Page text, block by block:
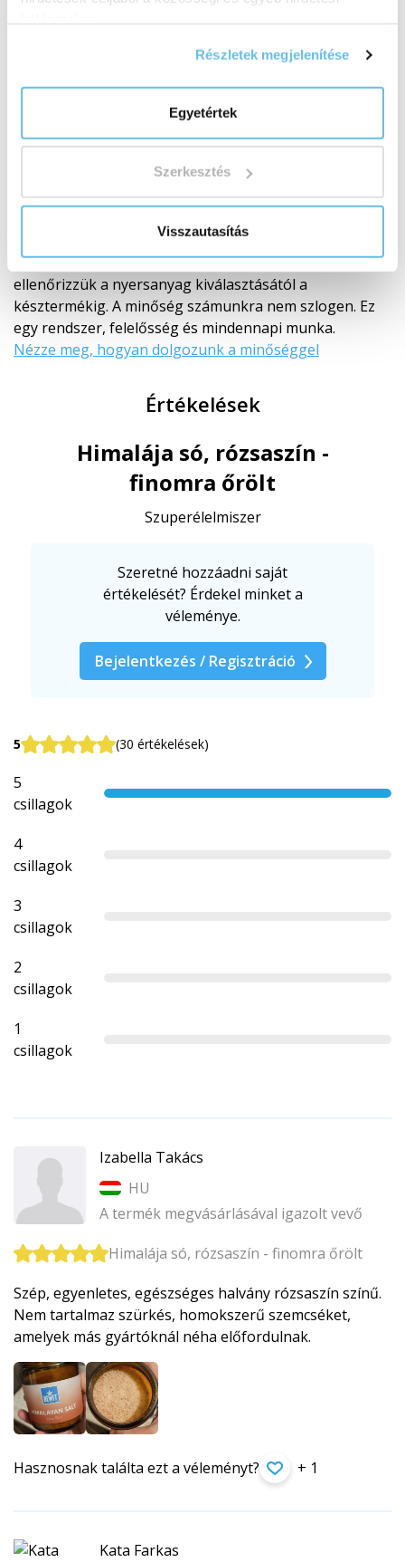
Részletek megjelenítése
Egyetértek
Szerkesztés
Visszautasítás
Saját fejlesztés és laboratóriumok
A minőség a saját ellenőrzésünk alatt áll
A BEWIT nem csupán egy márka a címkén. Gyártó
laboratóriumokkal, raktárakkal és szállítással.
A termékeket mi magunk fejlesztjük, teszteljük és
ellenőrizzük a nyersanyag kiválasztásától a
késztermékig. A minőség számunkra nem szlogen. Ez
egy rendszer, felelősség és mindennapi munka.
Nézze meg, hogyan dolgozunk a minőséggel
Értékelések
Himalája só, rózsaszín -
finomra őrölt
Szuperélelmiszer
Szeretné hozzáadni saját
értékelését? Érdekel minket a
véleménye.
Bejelentkezés / Regisztráció
5 (30 értékelések)
5
csillagok
4
csillagok
3
csillagok
2
csillagok
1
csillagok
Izabella Takács
HU
A termék megvásárlásával igazolt vevő
Himalája só, rózsaszín - finomra őrölt
Szép, egyenletes, egészséges halvány rózsaszín színű.
Nem tartalmaz szürkés, homokszerű szemcséket,
amelyek más gyártóknál néha előfordulnak.
Hasznosnak találta ezt a véleményt? + 1
Kata Farkas